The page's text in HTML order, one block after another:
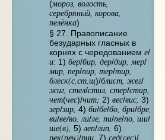
(мороз, волость,
серебряный, корова,
пелёнка)
§ 27. Правописание
безударных гласных в
корнях с чередованием е/
и: 1) бер/бир, дер/дир, мер/
мир, пер/пир, тер/тир,
блеск(с,ст,щ)/блист, жег/
жиг, стел/стил, стер/стир,
чет(чес)/чит; 2) вес/вис, 3)
зер/зир, 4) би/бе/бо, бри/бре,
ви/ве/во, ли/ле, пи/пе/по, ши/
ше(в), 5) леп/лип, 6)
рек(реч)/риц, 7) сед(сес)/